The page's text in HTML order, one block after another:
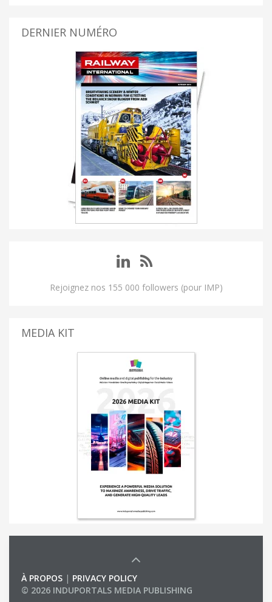
DERNIER NUMÉRO
Rejoignez nos 155 000 followers (pour IMP)
MEDIA KIT
À PROPOS | PRIVACY POLICY
© 2026 INDUPORTALS MEDIA PUBLISHING